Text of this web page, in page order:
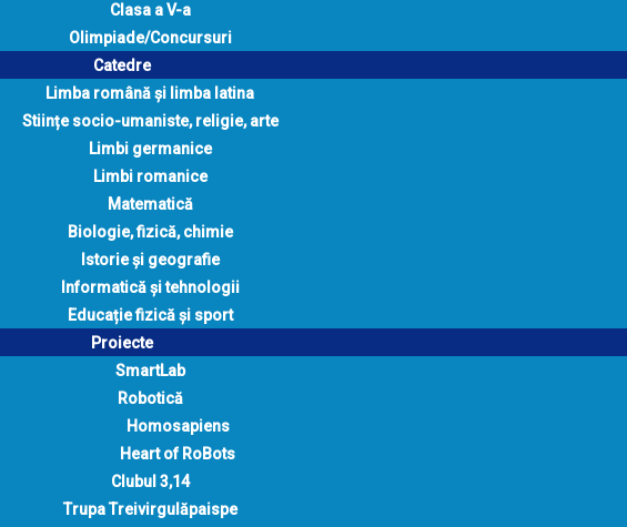
Clasa a V-a
Olimpiade/Concursuri
Catedre
Limba română și limba latina
Stiințe socio-umaniste, religie, arte
Limbi germanice
Limbi romanice
Matematică
Biologie, fizică, chimie
Istorie și geografie
Informatică și tehnologii
Educație fizică și sport
Proiecte
SmartLab
Robotică
Homosapiens
Heart of RoBots
Clubul 3,14
Trupa Treivirgulăpaispe